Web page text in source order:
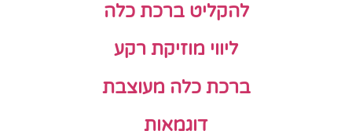
להקליט ברכת כלה
ליווי מוזיקת רקע
ברכת כלה מעוצבת
דוגמאות